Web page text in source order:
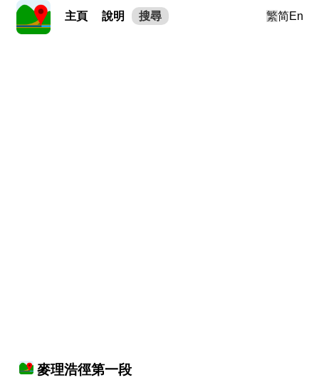
主頁 說明 搜尋 繁简En
麥理浩徑第一段